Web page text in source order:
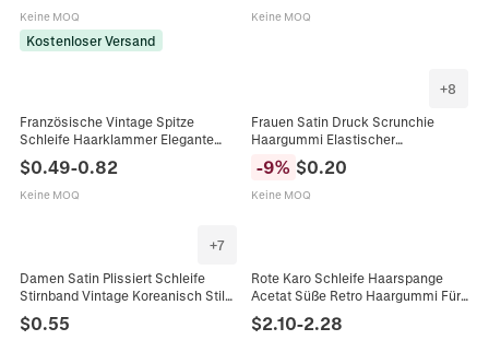
Party Dating Zubehör
Keine MOQ
Kostenloser Versand
Accessoires Für Alltag Dating
Keine MOQ
Französische Vintage Spitze
Schleife Haarklammer Elegante
Kunstperle Haarkralle Süße Spitze
Band Haargummi Für Damen Alltag
Kopfschmuck
$0.49-0.82
Keine MOQ
+8
Frauen Satin Druck Scrunchie
Haargummi Elastischer
Pferdeschwanzhalter Mit Herz
Hase Einhorn Muster Mode
Haarschmuck Für Den Alltag
-9% $0.20
Keine MOQ
+7
Damen Satin Plissiert Schleife
Stirnband Vintage Koreanisch Stil
Haarreif Süß Haarschmuck Für
Täglich Dating Mode Kopfschmuck
$0.55
Rote Karo Schleife Haarspange
Acetat Süße Retro Haargummi Für
Damen Mädchen Täglich Schule
Dating Haarschmuck
$2.10-2.28